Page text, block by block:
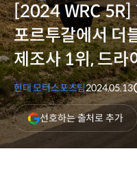
[2024 WRC 5R]
포르투갈에서 더
제조사 1위, 드라
현대 모터스포츠팀2024.05.13
선호하는 출처로 추가(새
창
열